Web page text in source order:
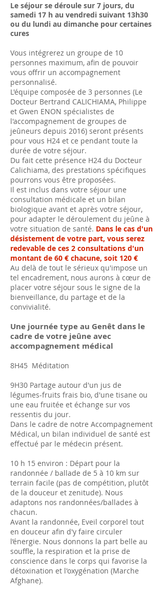
Le séjour se déroule sur 7 jours, du
samedi 17 h au vendredi suivant 13h30
ou du lundi au dimanche pour certaines
cures
Vous intégrerez un groupe de 10
personnes maximum, afin de pouvoir
vous offrir un accompagnement
personnalisé.
L'équipe composée de 3 personnes (Le
Docteur Bertrand CALICHIAMA, Philippe
et Gwen ENON spécialistes de
l'accompagnement de groupes de
jeûneurs depuis 2016) seront présents
pour vous H24 et ce pendant toute la
durée de votre séjour.
Du fait cette présence H24 du Docteur
Calichiama, des prestations spécifiques
pourrons vous être proposées.
Il est inclus dans votre séjour une
consultation médicale et un bilan
biologique avant et après votre séjour,
pour adapter le déroulement du jeûne à
votre situation de santé. Dans le cas d'un
désistement de votre part, vous serez
redevable de ces 2 consultations d'un
montant de 60 € chacune, soit 120 €
Au delà de tout le sérieux qu'impose un
tel encadrement, nous aurons à cœur de
placer votre séjour sous le signe de la
bienveillance, du partage et de la
convivialité.
Une journée type au Genêt dans le
cadre de votre jeûne avec
accompagnement médical
8H45 Méditation
9H30 Partage autour d'un jus de
légumes-fruits frais bio, d'une tisane ou
une eau fruitée et échange sur vos
ressentis du jour.
Dans le cadre de notre Accompagnement
Médical, un bilan individuel de santé est
effectué par le médecin présent.
10 h 15 environ : Départ pour la
randonnée / ballade de 5 à 10 km sur
terrain facile (pas de compétition, plutôt
de la douceur et zenitude). Nous
adaptons nos randonnées/ballades à
chacun.
Avant la randonnée, Eveil corporel tout
en douceur afin d'y faire circuler
l’énergie. Nous donnons la part belle au
souffle, la respiration et la prise de
conscience dans le corps qui favorise la
détoxination et l'oxygénation (Marche
Afghane).